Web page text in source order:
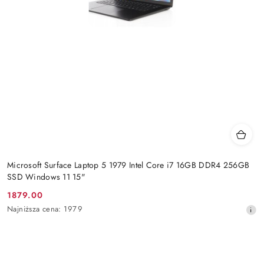
Microsoft Surface Laptop 5 1979 Intel Core i7 16GB DDR4 256GB
SSD Windows 11 15"
Cena
promocyjna:
1879.00
Najniższa
Najniższa cena: 1979